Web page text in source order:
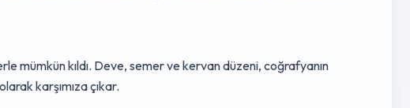
mümkün kıldı. Deve, semer ve kervan düzeni, coğrafyanın
karşımıza çıkar.